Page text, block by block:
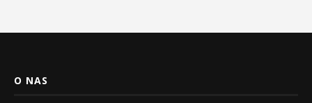
O NAS